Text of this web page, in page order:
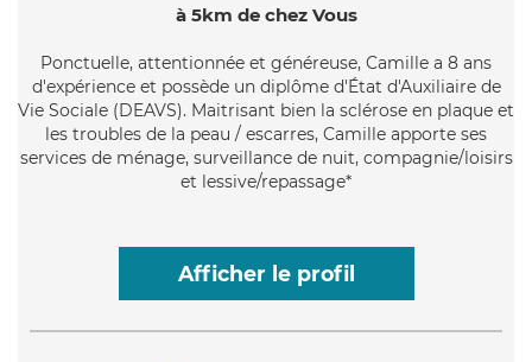
à 5km de chez Vous
Ponctuelle, attentionnée et généreuse, Camille a 8 ans
d'expérience et possède un diplôme d'État d'Auxiliaire de
Vie Sociale (DEAVS). Maitrisant bien la sclérose en plaque et
les troubles de la peau / escarres, Camille apporte ses
services de ménage, surveillance de nuit, compagnie/loisirs
et lessive/repassage*
Afficher le profil